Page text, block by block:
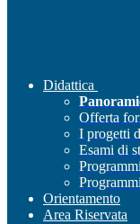
Didattica
Offerta
I progetti
Esami di
Orientamento
Area Riservata